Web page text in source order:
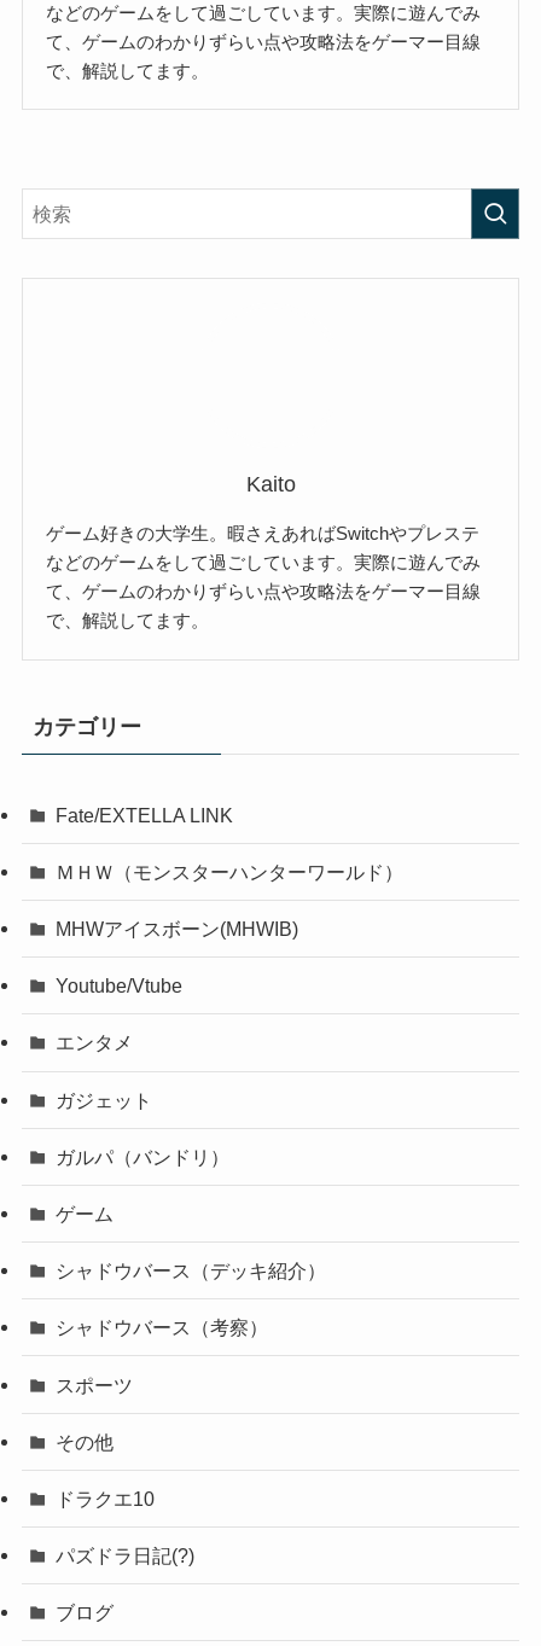
などのゲームをして過ごしています。実際に遊んでみ
て、ゲームのわかりずらい点や攻略法をゲーマー目線
で、解説してます。
Kaito
ゲーム好きの大学生。暇さえあればSwitchやプレステ
などのゲームをして過ごしています。実際に遊んでみ
て、ゲームのわかりずらい点や攻略法をゲーマー目線
で、解説してます。
カテゴリー
Fate/EXTELLA LINK
ＭＨＷ（モンスターハンターワールド）
MHWアイスボーン(MHWIB)
Youtube/Vtube
エンタメ
ガジェット
ガルパ（バンドリ）
ゲーム
シャドウバース（デッキ紹介）
シャドウバース（考察）
スポーツ
その他
ドラクエ10
パズドラ日記(?)
ブログ